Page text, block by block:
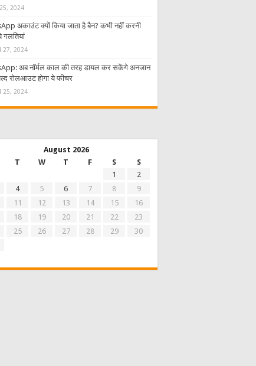
2024
अकाउंट क्यों किया जाता है बैन? कभी नहीं करनी
गलतियां
27, 2024
अब नॉर्मल काल की तरह डायल कर सकेंगे अनजान
रोलआउट होगा ये फीचर
25, 2024
August 2026
T W T F S
S
1
2
4 5 6 7 8
9
11 12 13 14 15
16
18 19 20 21 22
23
25 26 27 28 29
30